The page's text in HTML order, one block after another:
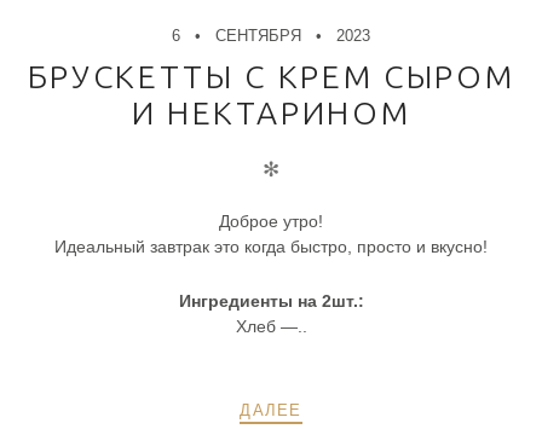
6 СЕНТЯБРЯ 2023
БРУСКЕТТЫ С КРЕМ СЫРОМ
И НЕКТАРИНОМ
✻
Доброе утро!
Идеальный завтрак это когда быстро, просто и вкусно!
Ингредиенты на 2шт.:
Хлеб —..
ДАЛЕЕ